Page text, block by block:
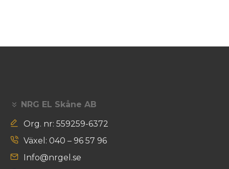
NRG EL Skåne AB
Org. nr: 559259-6372
Växel: 040 – 96 57 96
Info@nrgel.se